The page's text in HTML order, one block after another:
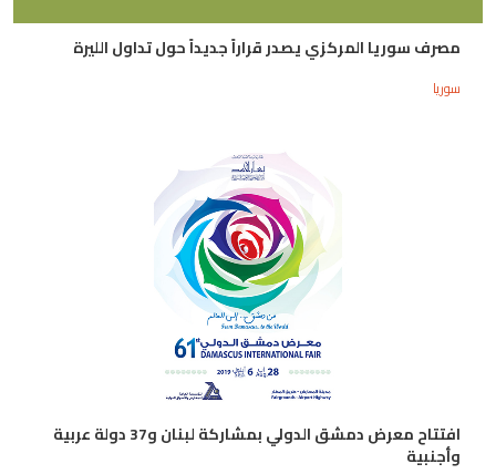
مصرف سوريا المركزي يصدر قراراً جديداً حول تداول الليرة
سوريا
افتتاح معرض دمشق الدولي بمشاركة لبنان و37 دولة عربية
وأجنبية